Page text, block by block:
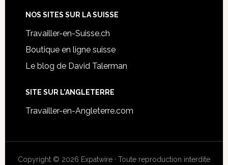
NOS SITES SUR LA SUISSE
Travailler-en-Suisse.ch
Boutique en ligne suisse
Le blog de David Talerman
SITE SUR L’ANGLETERRE
Travailler-en-Angleterre.com
Copyright © 2026 Expatwire · Toute reproduction interdite